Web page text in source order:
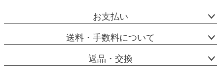
お支払い
送料・手数料について
返品・交換